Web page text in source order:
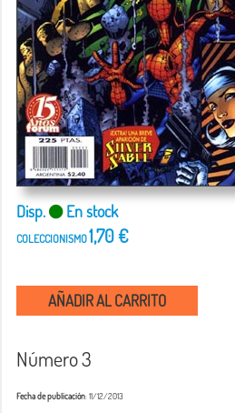
Disp. En stock
COLECCIONISMO1,70 €
AÑADIR AL CARRITO
Número 3
Fecha de publicación: 11/12/2013